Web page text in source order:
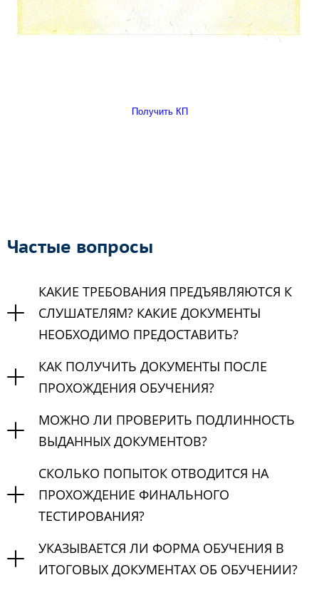
Получить КП
Частые вопросы
КАКИЕ ТРЕБОВАНИЯ ПРЕДЪЯВЛЯЮТСЯ К
СЛУШАТЕЛЯМ? КАКИЕ ДОКУМЕНТЫ
НЕОБХОДИМО ПРЕДОСТАВИТЬ?
КАК ПОЛУЧИТЬ ДОКУМЕНТЫ ПОСЛЕ
ПРОХОЖДЕНИЯ ОБУЧЕНИЯ?
МОЖНО ЛИ ПРОВЕРИТЬ ПОДЛИННОСТЬ
ВЫДАННЫХ ДОКУМЕНТОВ?
СКОЛЬКО ПОПЫТОК ОТВОДИТСЯ НА
ПРОХОЖДЕНИЕ ФИНАЛЬНОГО
ТЕСТИРОВАНИЯ?
УКАЗЫВАЕТСЯ ЛИ ФОРМА ОБУЧЕНИЯ В
ИТОГОВЫХ ДОКУМЕНТАХ ОБ ОБУЧЕНИИ?